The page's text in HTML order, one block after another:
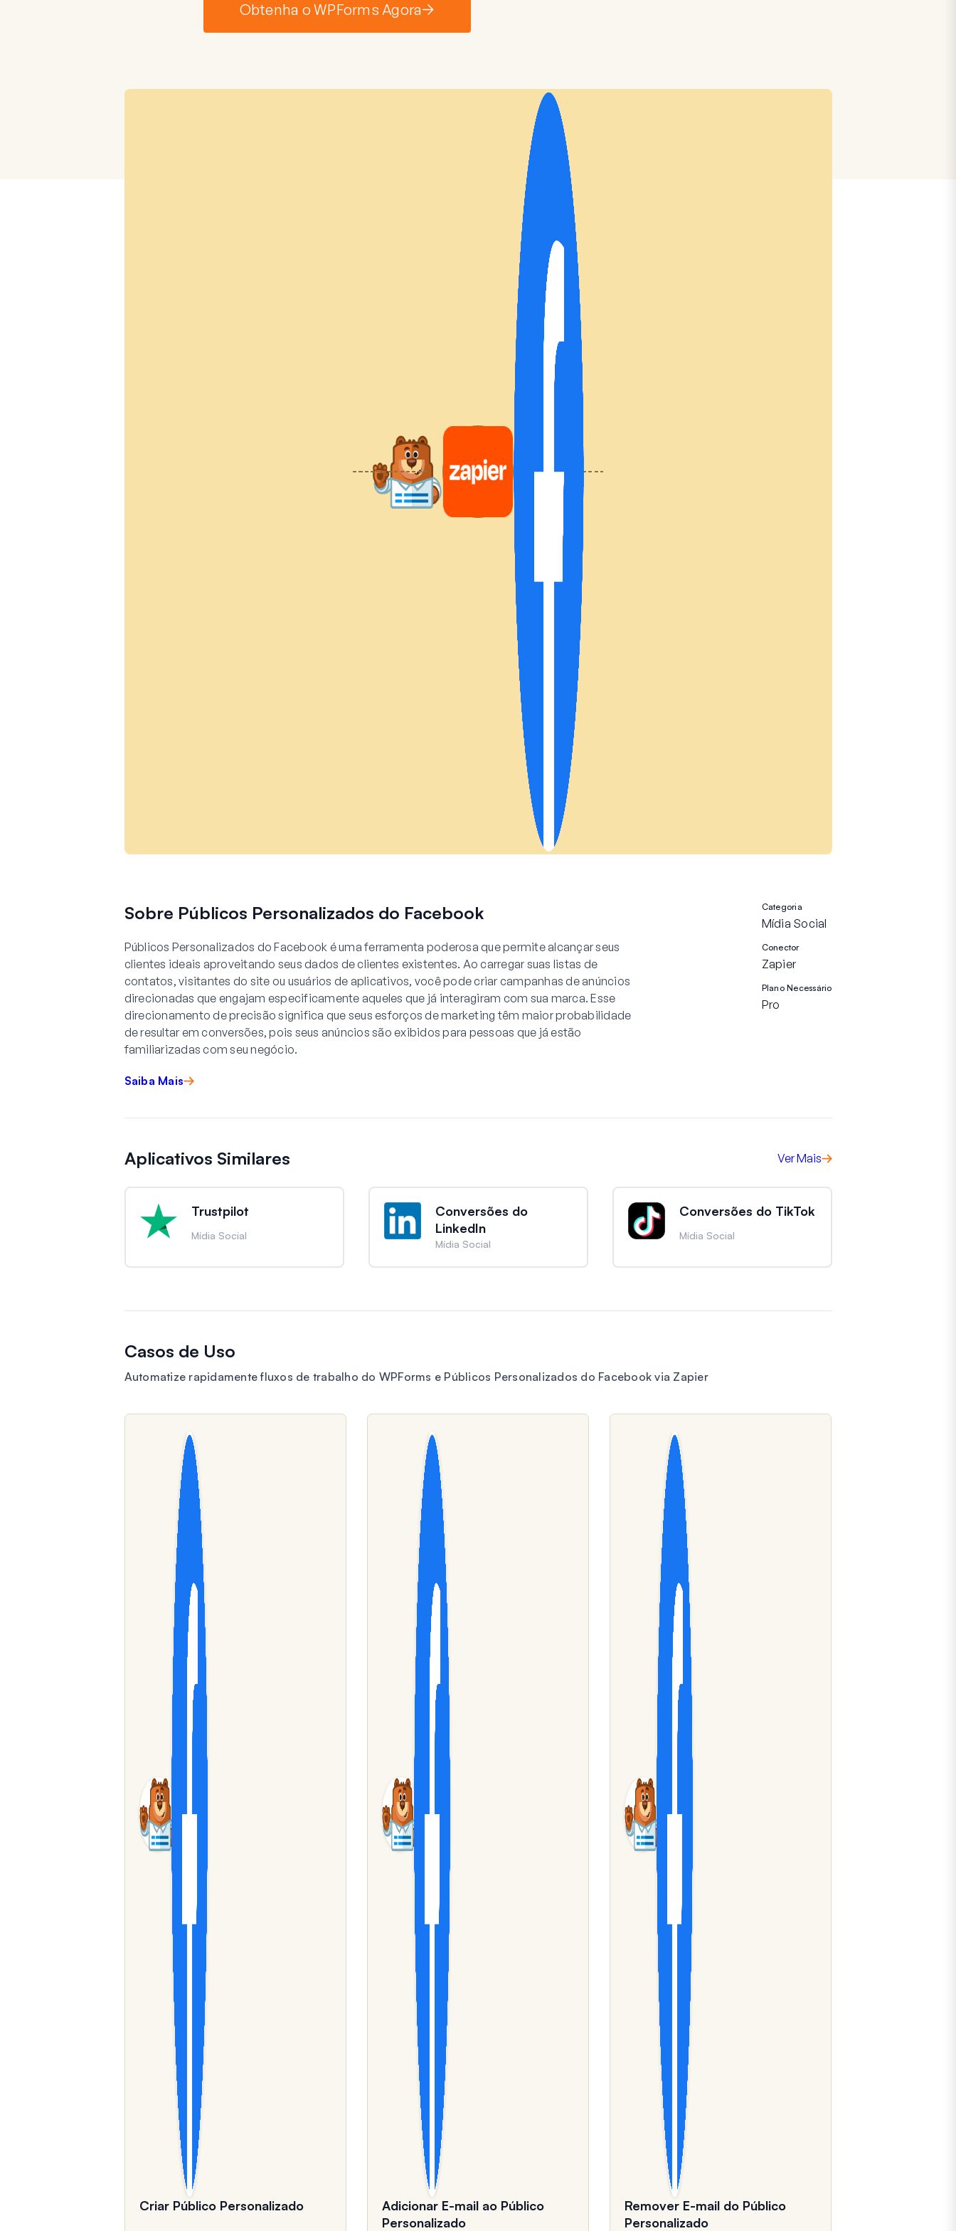
Obtenha o WPForms Agora
Sobre Públicos Personalizados do Facebook
Públicos Personalizados do Facebook é uma ferramenta poderosa que permite alcançar seus
clientes ideais aproveitando seus dados de clientes existentes. Ao carregar suas listas de
contatos, visitantes do site ou usuários de aplicativos, você pode criar campanhas de anúncios
direcionadas que engajam especificamente aqueles que já interagiram com sua marca. Esse
direcionamento de precisão significa que seus esforços de marketing têm maior probabilidade
de resultar em conversões, pois seus anúncios são exibidos para pessoas que já estão
familiarizadas com seu negócio.
Saiba Mais
Categoria
Mídia Social
Conector
Zapier
Plano Necessário
Pro
Aplicativos Similares Ver Mais
Trustpilot
Mídia Social
Conversões do
LinkedIn
Mídia Social
Conversões do TikTok
Mídia Social
Casos de Uso
Automatize rapidamente fluxos de trabalho do WPForms e Públicos Personalizados do Facebook via Zapier
Criar Público Personalizado
Adicionar E-mail ao Público
Personalizado
Remover E-mail do Público
Personalizado